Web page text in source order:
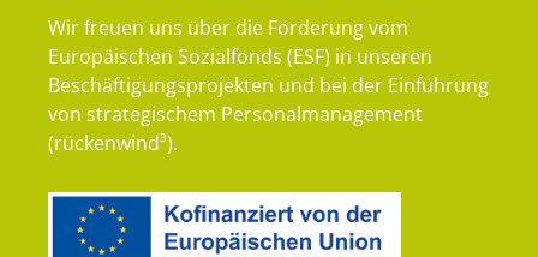
Wir freuen uns über die Förderung vom
Europäischen Sozialfonds (ESF) in unseren
Beschäftigungsprojekten und bei der Einführung
von strategischem Personalmanagement
(rückenwind³).